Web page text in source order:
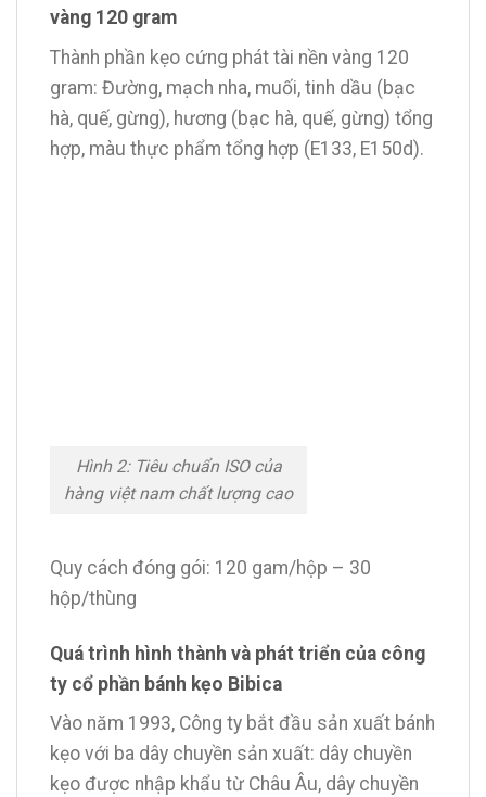
vàng 120 gram
Thành phần kẹo cứng phát tài nền vàng 120
gram: Đường, mạch nha, muối, tinh dầu (bạc
hà, quế, gừng), hương (bạc hà, quế, gừng) tổng
hợp, màu thực phẩm tổng hợp (E133, E150d).
Hình 2: Tiêu chuẩn ISO của
hàng việt nam chất lượng cao
Quy cách đóng gói: 120 gam/hộp – 30
hộp/thùng
Quá trình hình thành và phát triển của công
ty cổ phần bánh kẹo Bibica
Vào năm 1993, Công ty bắt đầu sản xuất bánh
kẹo với ba dây chuyền sản xuất: dây chuyền
kẹo được nhập khẩu từ Châu Âu, dây chuyền